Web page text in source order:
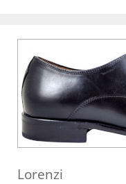
Lorenzi